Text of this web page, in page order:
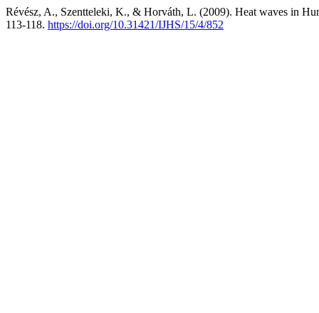
Révész, A., Szentteleki, K., & Horváth, L. (2009). Heat waves in
113-118. https://doi.org/10.31421/IJHS/15/4/852